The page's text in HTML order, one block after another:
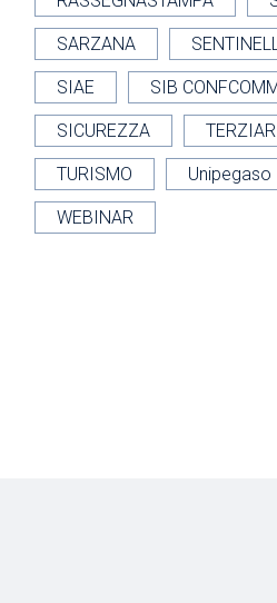
SARZANA
SIAE SIB
SICUREZZA
TURISMO Unipegaso
WEBINAR